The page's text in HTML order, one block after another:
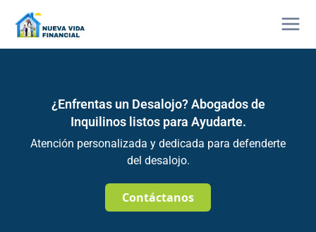
contenido
¿Enfrentas un Desalojo? Abogados de
Inquilinos listos para Ayudarte.
Atención personalizada y dedicada para defenderte
del desalojo.
Contáctanos